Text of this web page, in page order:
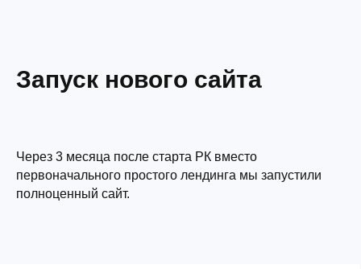
Запуск нового сайта
Через 3 месяца после старта РК вместо
первоначального простого лендинга мы запустили
полноценный сайт.